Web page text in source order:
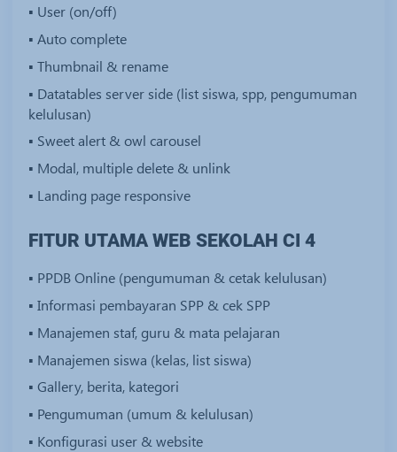
▪ User (on/off)
▪ Auto complete
▪ Thumbnail & rename
▪ Datatables server side (list siswa, spp, pengumuman
kelulusan)
▪ Sweet alert & owl carousel
▪ Modal, multiple delete & unlink
▪ Landing page responsive
FITUR UTAMA WEB SEKOLAH CI 4
▪ PPDB Online (pengumuman & cetak kelulusan)
▪ Informasi pembayaran SPP & cek SPP
▪ Manajemen staf, guru & mata pelajaran
▪ Manajemen siswa (kelas, list siswa)
▪ Gallery, berita, kategori
▪ Pengumuman (umum & kelulusan)
▪ Konfigurasi user & website